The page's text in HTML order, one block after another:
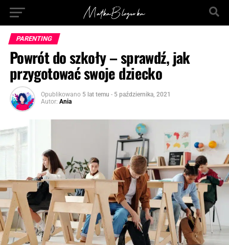
PARENTING
Powrót do szkoły – sprawdź, jak
przygotować swoje dziecko
Opublikowano 5 lat temu - 5 października, 2021
Autor: Ania